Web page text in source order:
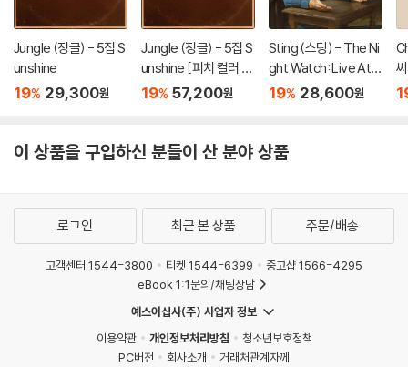
Jungle (정글) - 5집 S
unshine
19% 29,300원
Jungle (정글) - 5집 S
unshine [피치 컬러 L
P]
19% 57,200원
Sting (스팅) - The Ni
ght Watch: Live At T
he Rijksmuseum
19% 28,600원
이 상품을 구입하신 분들이 산 분야 상품
로그인 최근 본 상품 주문/배송
고객센터 1544-3800 티켓 1544-6399
중고샵 1566-4295
eBook 1:1문의/채팅상담
예스이십사(주) 사업자 정보
이용약관
개인정보처리방침
청소년보호정책
PC버전
회사소개 거래처관계자께